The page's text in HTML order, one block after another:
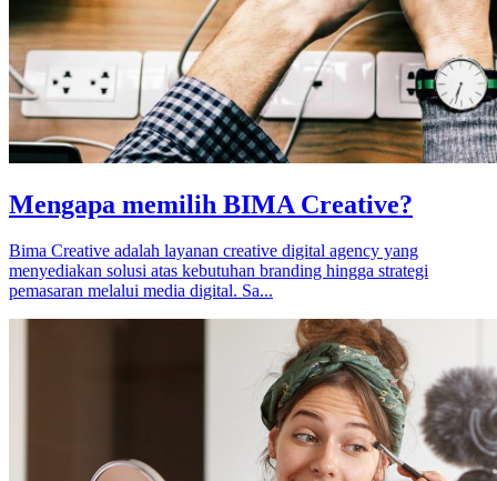
Mengapa memilih BIMA Creative?
Bima Creative adalah layanan creative digital agency yang
menyediakan solusi atas kebutuhan branding hingga strategi
pemasaran melalui media digital. Sa...